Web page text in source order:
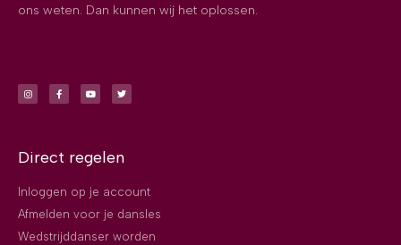
ons weten. Dan kunnen wij het oplossen.
Direct regelen
Inloggen op je account
Afmelden voor je dansles
Wedstrijddanser worden